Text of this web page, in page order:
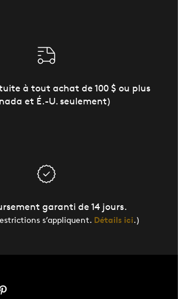
à tout achat de 100 $ ou plus
et É.-U. seulement)
garanti de 14 jours.
s’appliquent. Détails ici.)